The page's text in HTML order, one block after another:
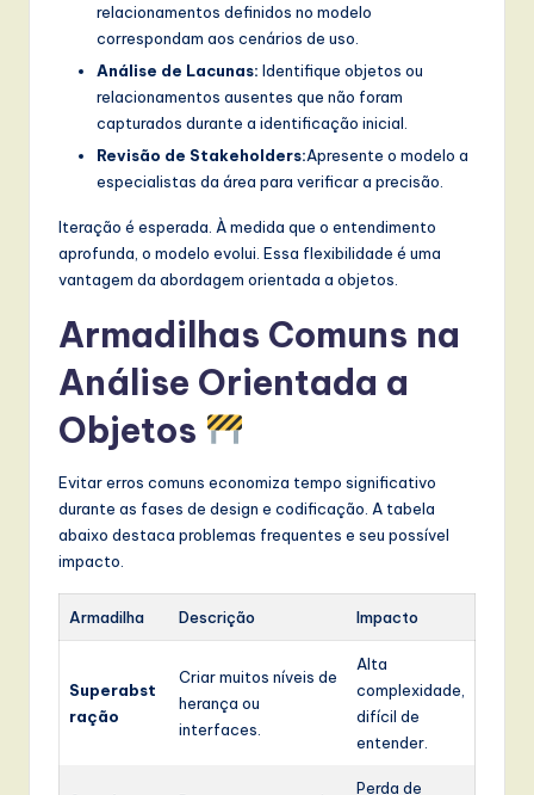
relacionamentos definidos no modelo
correspondam aos cenários de uso.
Análise de Lacunas: Identifique objetos ou
relacionamentos ausentes que não foram
capturados durante a identificação inicial.
Revisão de Stakeholders:Apresente o modelo a
especialistas da área para verificar a precisão.
Iteração é esperada. À medida que o entendimento
aprofunda, o modelo evolui. Essa flexibilidade é uma
vantagem da abordagem orientada a objetos.
Armadilhas Comuns na
Análise Orientada a
Objetos
Evitar erros comuns economiza tempo significativo
durante as fases de design e codificação. A tabela
abaixo destaca problemas frequentes e seu possível
impacto.
Armadilha Descrição Impacto
Superabst
ração
Criar muitos níveis de
herança ou
interfaces.
Alta
complexidade,
difícil de
entender.
Perda de